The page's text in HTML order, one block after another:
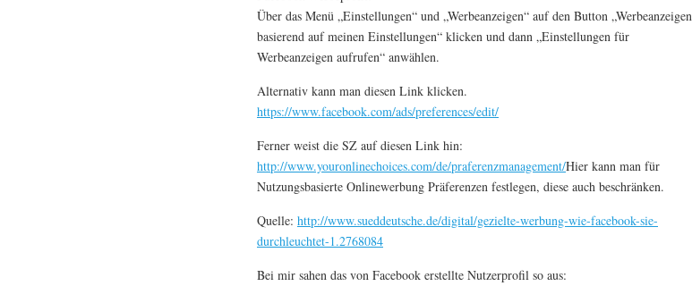
Über das Menü „Einstellungen“ und „Werbeanzeigen“ auf den Button „Werbeanzeigen
basierend auf meinen Einstellungen“ klicken und dann „Einstellungen für
Werbeanzeigen aufrufen“ anwählen.
Alternativ kann man diesen Link klicken.
https://www.facebook.com/ads/preferences/edit/
Ferner weist die SZ auf diesen Link hin:
http://www.youronlinechoices.com/de/praferenzmanagement/Hier kann man für
Nutzungsbasierte Onlinewerbung Präferenzen festlegen, diese auch beschränken.
Quelle: http://www.sueddeutsche.de/digital/gezielte-werbung-wie-facebook-sie-
durchleuchtet-1.2768084
Bei mir sahen das von Facebook erstellte Nutzerprofil so aus: